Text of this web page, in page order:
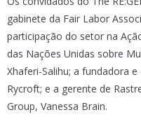
gabinete da Fair Labor
participação do setor na
das Nações Unidas sobre
Xhaferi-Salihu; a fundadora
Rycroft; e a gerente de
Group, Vanessa Brain.